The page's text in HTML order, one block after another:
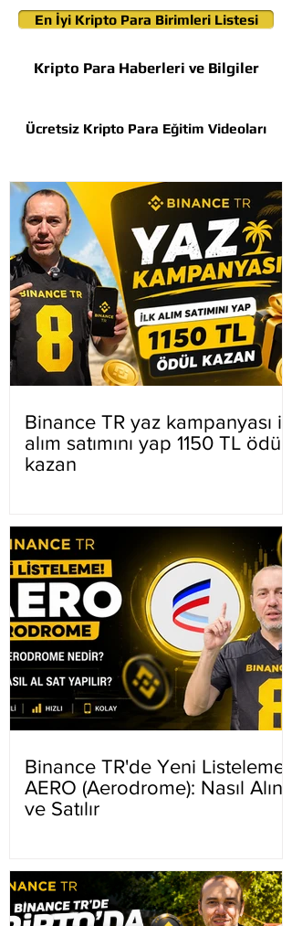
Ücretsiz Kripto Para Eğitim Videoları
Kripto Para Haberleri ve Bilgiler
En İyi Kripto Para Birimleri Listesi
Binance TR yaz kampanyası ilk
alım satımını yap 1150 TL ödül
kazan
Binance TR'de Yeni Listeleme
AERO (Aerodrome): Nasıl Alınır
ve Satılır